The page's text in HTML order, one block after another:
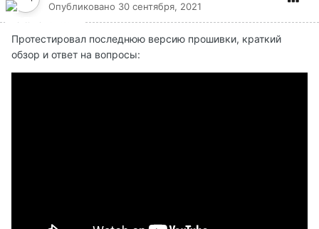
Опубликовано 30 сентября, 2021
Протестировал последнюю версию прошивки, краткий
обзор и ответ на вопросы: